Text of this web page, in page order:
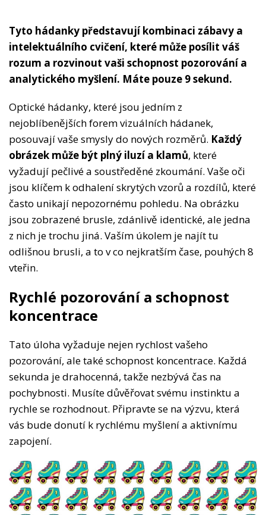
Tyto hádanky představují kombinaci zábavy a
intelektuálního cvičení, které může posílit váš
rozum a rozvinout vaši schopnost pozorování a
analytického myšlení. Máte pouze 9 sekund.
Optické hádanky, které jsou jedním z
nejoblíbenějších forem vizuálních hádanek,
posouvají vaše smysly do nových rozměrů. Každý
obrázek může být plný iluzí a klamů, které
vyžadují pečlivé a soustředěné zkoumání. Vaše oči
jsou klíčem k odhalení skrytých vzorů a rozdílů, které
často unikají nepozornému pohledu. Na obrázku
jsou zobrazené brusle, zdánlivě identické, ale jedna
z nich je trochu jiná. Vaším úkolem je najít tu
odlišnou brusli, a to v co nejkratším čase, pouhých 8
vteřin.
Rychlé pozorování a schopnost
koncentrace
Tato úloha vyžaduje nejen rychlost vašeho
pozorování, ale také schopnost koncentrace. Každá
sekunda je drahocenná, takže nezbývá čas na
pochybnosti. Musíte důvěřovat svému instinktu a
rychle se rozhodnout. Připravte se na výzvu, která
vás bude donutí k rychlému myšlení a aktivnímu
zapojení.